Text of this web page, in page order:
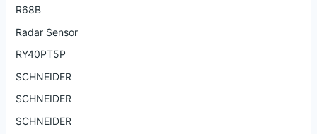
R68B
Radar Sensor
RY40PT5P
SCHNEIDER
SCHNEIDER
SCHNEIDER